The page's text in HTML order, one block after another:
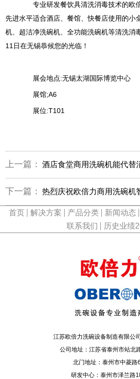
专业研发餐饮具清洗消毒技术的欧
先进水平适合酒店、餐馆、快餐店使用的小
机、超洁净洗碗机、全功能洗碗机等清洗消
11日在无锡恭候您的光临！
展会地点:无锡太湖国际博览中心
展馆;A6
展位:T101
上一篇： 酒店食堂商用洗碗机能代替
下一篇： 热烈庆祝欧倍力商用洗碗机
首页 解决方案 产品分类 新闻动态
联系我们
历史业绩
江苏欧倍力洗碗设备制造有限公
公司地址：江苏省泰州市站北
北门地址：泰州市中菱路
研发中心：泰州市泽兰路